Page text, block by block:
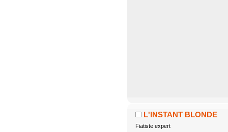
L'INSTANT BLONDE
Fiatiste expert